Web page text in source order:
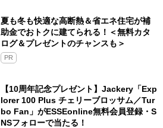
夏も冬も快適な高断熱＆省エネ住宅が補
助金でおトクに建てられる！＜無料カタ
ログ＆プレゼントのチャンスも＞
PR
【10周年記念プレゼント】Jackery「Exp
lorer 100 Plus チェリーブロッサム／Tur
bo Fan」がESSEonline無料会員登録・S
NSフォローで当たる！